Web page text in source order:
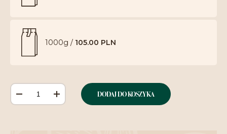
1000g / 105.00 PLN
DODAJ DO KOSZYKA